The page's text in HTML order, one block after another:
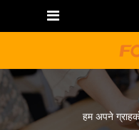
हम अपने